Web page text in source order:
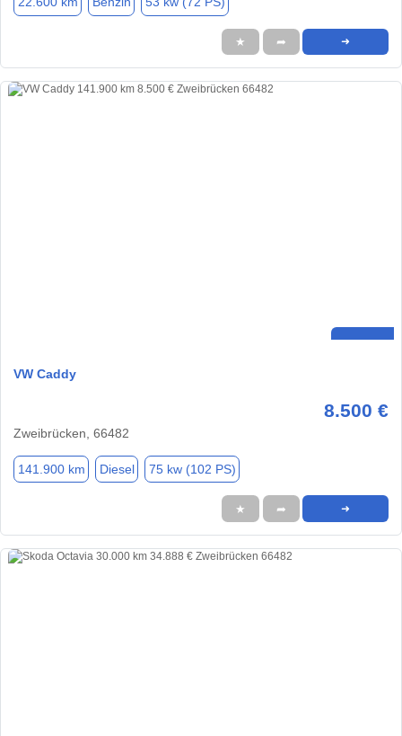
★ ➦ ➜
VW Caddy
8.500 €
Zweibrücken, 66482
141.900 km Diesel 75 kw (102 PS)
★ ➦ ➜